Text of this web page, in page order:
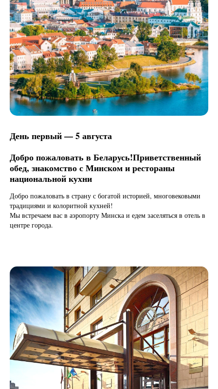
День первый — 5 августа
Добро пожаловать в Беларусь!Приветственный
обед, знакомство с Минском и рестораны
национальной кухни
Добро пожаловать в страну с богатой историей, многовековыми
традициями и колоритной кухней!
Мы встречаем вас в аэропорту Минска и едем заселяться в отель в
центре города.